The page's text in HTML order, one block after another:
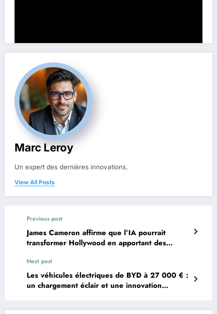
Marc Leroy
Un expert des dernières innovations.
View All Posts
Previous post
James Cameron affirme que l’IA pourrait
transformer Hollywood en apportant des
Next post
Les véhicules électriques de BYD à 27 000 € :
un chargement éclair et une innovation